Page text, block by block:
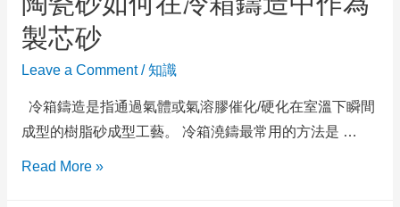
製芯砂
Leave a Comment /知識
冷箱鑄造是指通過氣體或氣溶膠催化/硬化在室溫下瞬間
成型的樹脂砂成型工藝。 冷箱澆鑄最常用的方法是 …
Read More »